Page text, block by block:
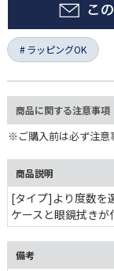
ラッピングOK
商品に関する注意事項
※ご購入前は必ず注意
商品説明
[タイプ]より度数を
ケースと眼鏡拭きが
備考